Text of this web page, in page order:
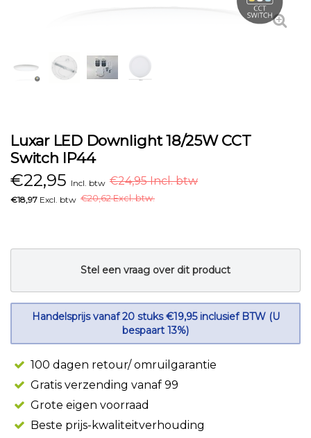
Luxar LED Downlight 18/25W CCT
Switch IP44
€22,95 Incl. btw €24,95 Incl. btw
€18,97 Excl. btw €20,62 Excl. btw.
Stel een vraag over dit product
Handelsprijs vanaf 20 stuks €19,95 inclusief BTW (U
bespaart 13%)
100 dagen retour/ omruilgarantie
Gratis verzending vanaf 99
Grote eigen voorraad
Beste prijs-kwaliteitverhouding